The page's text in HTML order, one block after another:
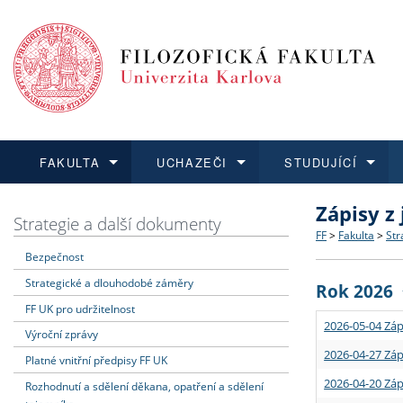
FAKULTA
Dozvědět se více
Struktura
Strategie
Podpora
UCHAZEČI
Podat přihlášku
Co
Učitelské
STUDUJÍCÍ
Dozvědět se více
Rigorózní
Dozvědět se více
O vědě a
Granty a
Dozvědět se více
Aktuální
Strategie a další dokumenty
Bezpečnost
Strategické a dlouhodobé záměry
FF UK pro udržitelnost
Výroční zprávy
Platné vnitřní předpisy FF UK
Rozhodnutí a sdělení děkana, opatření a sdělení
Zápisy
FF > Fakulta >
Rok 2026
2026-05-04
2026-04-27
2026-04-20